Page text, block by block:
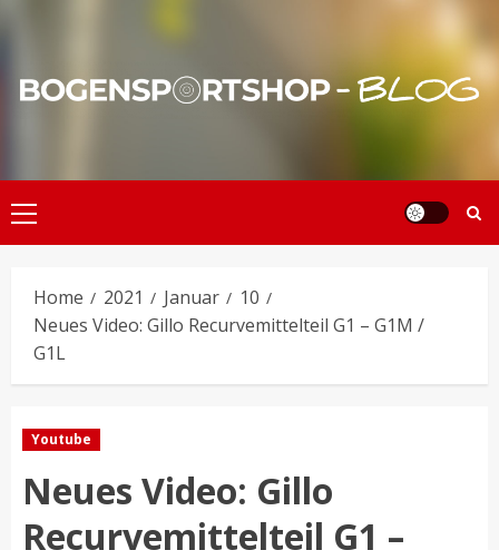
Primary
Menu
Home 2021 Januar
10
Neues Video: Gillo Recurvemittelteil G1 – G1M /
G1L
Youtube
Neues Video: Gillo
Recurvemittelteil G1 –